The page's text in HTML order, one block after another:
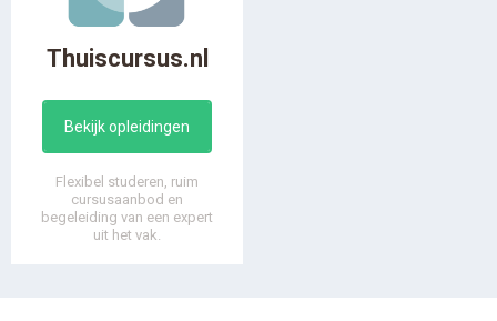
Thuiscursus.nl
Bekijk opleidingen
Flexibel studeren, ruim
cursusaanbod en
begeleiding van een expert
uit het vak.